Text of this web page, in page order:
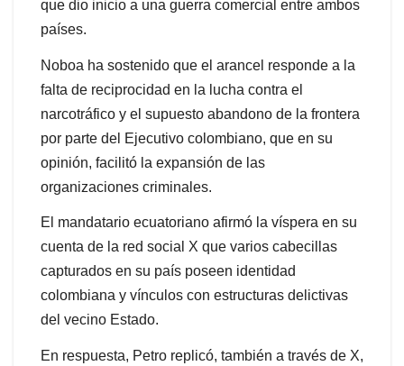
que dio inicio a una guerra comercial entre ambos
países.
Noboa ha sostenido que el arancel responde a la
falta de reciprocidad en la lucha contra el
narcotráfico y el supuesto abandono de la frontera
por parte del Ejecutivo colombiano, que en su
opinión, facilitó la expansión de las
organizaciones criminales.
El mandatario ecuatoriano afirmó la víspera en su
cuenta de la red social X que varios cabecillas
capturados en su país poseen identidad
colombiana y vínculos con estructuras delictivas
del vecino Estado.
En respuesta, Petro replicó, también a través de X,